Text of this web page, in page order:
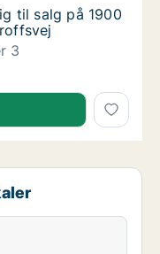
til salg på 1900
til salg på 1900
3
til salg på 1900